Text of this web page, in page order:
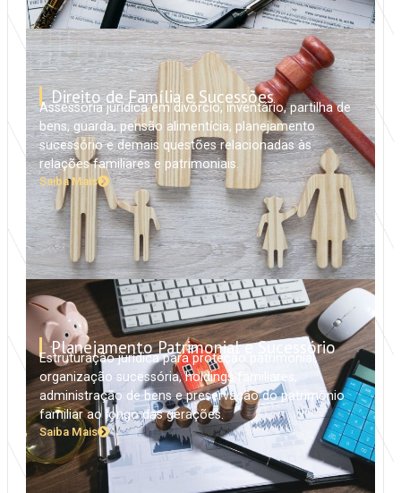
Direito de Família e Sucessões
Assessoria jurídica em divórcio, inventário, partilha de
bens, guarda, pensão alimentícia, planejamento
sucessório e demais questões relacionadas às
relações familiares e patrimoniais.
Saiba Mais
Planejamento Patrimonial e Sucessório
Estruturação jurídica para proteção patrimonial,
organização sucessória, holdings familiares,
administração de bens e preservação do patrimônio
familiar ao longo das gerações.
Saiba Mais